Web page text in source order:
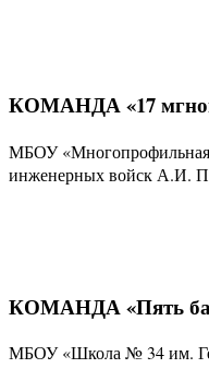
КОМАНДА «17
МБОУ
инженерных войск А.И.
КОМАНДА «Пять
МБОУ «Школа № 34 им.